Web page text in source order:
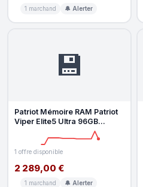
1 marchand 🔔 Alerter
💾
Patriot Mémoire RAM Patriot
Viper Elite5 Ultra 96GB
2x48GB DDR5 6000MHz
CL28 Int
1 offre disponible
2 289,00 €
1 marchand 🔔 Alerter